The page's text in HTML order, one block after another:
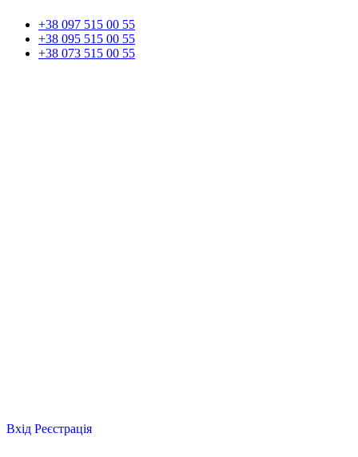
+38 097 515 00 55
+38 095 515 00 55
+38 073 515 00 55
Вхід Реєстрація